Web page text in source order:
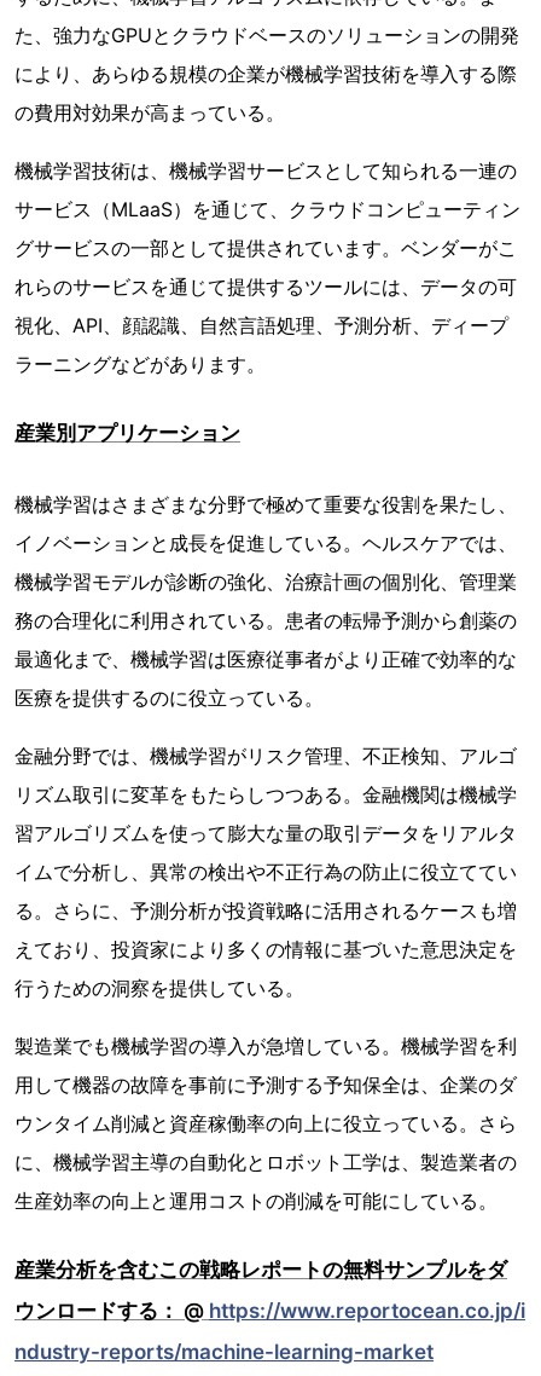
た、強力なGPUとクラウドベースのソリューションの開発
により、あらゆる規模の企業が機械学習技術を導入する際
の費用対効果が高まっている。
機械学習技術は、機械学習サービスとして知られる一連の
サービス（MLaaS）を通じて、クラウドコンピューティン
グサービスの一部として提供されています。ベンダーがこ
れらのサービスを通じて提供するツールには、データの可
視化、API、顔認識、自然言語処理、予測分析、ディープ
ラーニングなどがあります。
産業別アプリケーション
機械学習はさまざまな分野で極めて重要な役割を果たし、
イノベーションと成長を促進している。ヘルスケアでは、
機械学習モデルが診断の強化、治療計画の個別化、管理業
務の合理化に利用されている。患者の転帰予測から創薬の
最適化まで、機械学習は医療従事者がより正確で効率的な
医療を提供するのに役立っている。
金融分野では、機械学習がリスク管理、不正検知、アルゴ
リズム取引に変革をもたらしつつある。金融機関は機械学
習アルゴリズムを使って膨大な量の取引データをリアルタ
イムで分析し、異常の検出や不正行為の防止に役立ててい
る。さらに、予測分析が投資戦略に活用されるケースも増
えており、投資家により多くの情報に基づいた意思決定を
行うための洞察を提供している。
製造業でも機械学習の導入が急増している。機械学習を利
用して機器の故障を事前に予測する予知保全は、企業のダ
ウンタイム削減と資産稼働率の向上に役立っている。さら
に、機械学習主導の自動化とロボット工学は、製造業者の
生産効率の向上と運用コストの削減を可能にしている。
産業分析を含むこの戦略レポートの無料サンプルをダ
ウンロードする： @ https://www.reportocean.co.jp/i
ndustry-reports/machine-learning-market